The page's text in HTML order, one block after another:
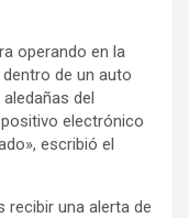
operando en la
de un auto
del
electrónico
escribió el
recibir una alerta de